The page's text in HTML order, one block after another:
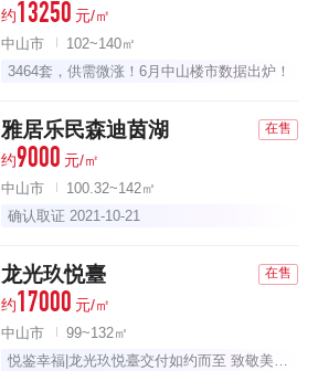
约13250 元/㎡
中山市
102~140㎡
3464套，供需微涨！6月中山楼市数据出炉！
雅居乐民森迪茵湖 在售
约9000 元/㎡
中山市
100.32~142㎡
确认取证 2021-10-21
龙光玖悦臺 在售
约17000 元/㎡
中山市
99~132㎡